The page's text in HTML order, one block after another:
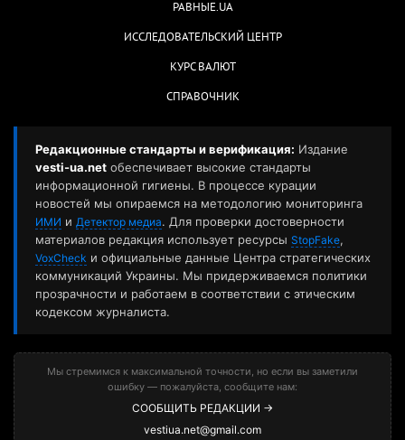
РАВНЫЕ.UA
ИССЛЕДОВАТЕЛЬСКИЙ ЦЕНТР
КУРС ВАЛЮТ
СПРАВОЧНИК
Редакционные стандарты и верификация: Издание
vesti-ua.net обеспечивает высокие стандарты
информационной гигиены. В процессе курации
новостей мы опираемся на методологию мониторинга
ИМИ и Детектор медиа. Для проверки достоверности
материалов редакция использует ресурсы StopFake,
VoxCheck и официальные данные Центра стратегических
коммуникаций Украины. Мы придерживаемся политики
прозрачности и работаем в соответствии с этическим
кодексом журналиста.
Мы стремимся к максимальной точности, но если вы заметили
ошибку — пожалуйста, сообщите нам:
СООБЩИТЬ РЕДАКЦИИ →
vestiua.net@gmail.com